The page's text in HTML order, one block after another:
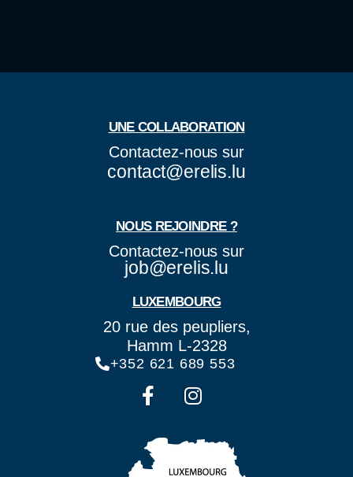
UNE COLLABORATION
Contactez-nous sur
contact@erelis.lu
NOUS REJOINDRE ?
Contactez-nous sur
job@erelis.lu
LUXEMBOURG
20 rue des peupliers,
Hamm L-2328
+352 621 689 553